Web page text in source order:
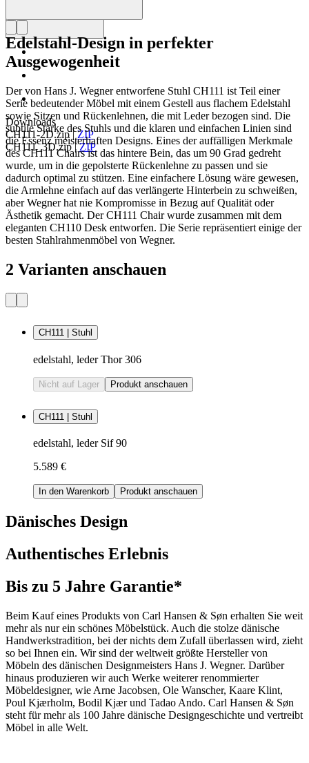
Downloads
CH111-2D.zip|ZIP
CH111_3D.zip|ZIP
Edelstahl-Design in perfekter
Ausgewogenheit
Der von Hans J. Wegner entworfene Stuhl CH111 ist Teil einer
Serie bedeutender Möbel mit einem Gestell aus flachem Edelstahl
sowie Sitzen und Rückenlehnen, die mit Leder bezogen sind. Die
subtile Stärke des Stuhls und die klaren und einfachen Linien sind
die Essenz meisterhaften Designs. Eines der auffälligen Merkmale
des CH111 Chairs ist das hintere Bein, das um 90 Grad gedreht
wurde, um in die gepolsterte Rückenlehne zu passen und sie
dadurch optimal zu stützen. Eine einfachere Lösung wäre gewesen,
die Armlehne einfach auf das verlängerte Hinterbein zu schweißen,
aber Wegner hat nie Kompromisse in Bezug auf Qualität oder
Ästhetik gemacht. Der CH111 Chair wurde zusammen mit dem
eleganten CH110 Desk entworfen. Die Serie repräsentiert einige der
besten Stahlrahmenmöbel von Wegner.
2 Varianten anschauen
CH111 | Stuhl
edelstahl, leder Thor 306
Nicht auf Lager Produkt anschauen
CH111 | Stuhl
edelstahl, leder Sif 90
5.589 €
In den Warenkorb Produkt anschauen
Dänisches Design
Authentisches Erlebnis
Bis zu 5 Jahre Garantie*
Beim Kauf eines Produkts von Carl Hansen & Søn erhalten Sie weit
mehr als nur ein schönes Möbelstück. Auch die stolze dänische
Handwerkstradition, bei der nichts dem Zufall überlassen wird, zieht
so bei Ihnen ein. Wir sind der weltweit größte Hersteller von
Möbeln des dänischen Designmeisters Hans J. Wegner. Darüber
hinaus produzieren wir auch Werke weiterer renommierter
Möbeldesigner, wie Arne Jacobsen, Ole Wanscher, Kaare Klint,
Poul Kjærholm, Bodil Kjær und Tadao Ando. Carl Hansen & Søn
steht für mehr als 100 Jahre dänische Designgeschichte und vertreibt
Möbel in alle Welt.